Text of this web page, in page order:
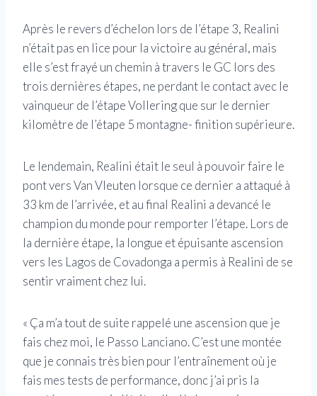
Après le revers d’échelon lors de l’étape 3, Realini
n’était pas en lice pour la victoire au général, mais
elle s’est frayé un chemin à travers le GC lors des
trois dernières étapes, ne perdant le contact avec le
vainqueur de l’étape Vollering que sur le dernier
kilomètre de l’étape 5 montagne- finition supérieure.
Le lendemain, Realini était le seul à pouvoir faire le
pont vers Van Vleuten lorsque ce dernier a attaqué à
33 km de l’arrivée, et au final Realini a devancé le
champion du monde pour remporter l’étape. Lors de
la dernière étape, la longue et épuisante ascension
vers les Lagos de Covadonga a permis à Realini de se
sentir vraiment chez lui.
« Ça m’a tout de suite rappelé une ascension que je
fais chez moi, le Passo Lanciano. C’est une montée
que je connais très bien pour l’entraînement où je
fais mes tests de performance, donc j’ai pris la